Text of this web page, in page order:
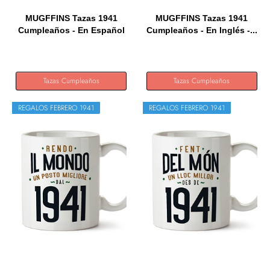
MUGFFINS Tazas 1941
Cumpleaños - En Español
Tazas Cumpleaños
MUGFFINS Tazas 1941
Cumpleaños - En Inglés -...
Tazas Cumpleaños
REGALOS FEBRERO 1941 REGALOS FEBRERO 1941